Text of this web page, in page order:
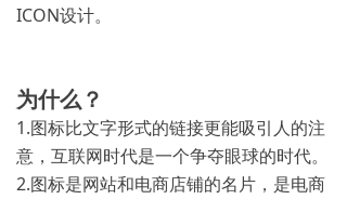
ICON设计。
为什么？
1.图标比文字形式的链接更能吸引人的注
意，互联网时代是一个争夺眼球的时代。
2.图标是网站和电商店铺的名片，是电商